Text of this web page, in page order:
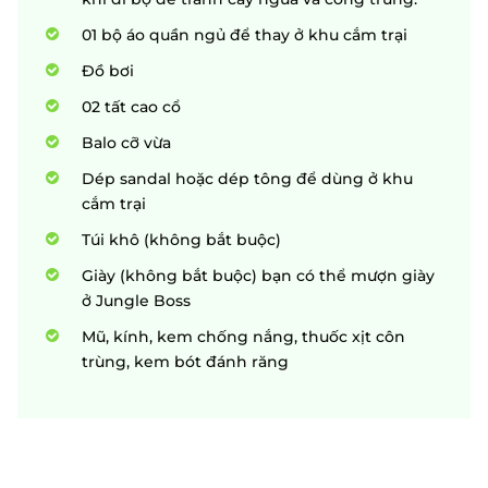
01 bộ áo quần ngủ để thay ở khu cắm trại
Đồ bơi
02 tất cao cổ
Balo cỡ vừa
Dép sandal hoặc dép tông để dùng ở khu
cắm trại
Túi khô (không bắt buộc)
Giày (không bắt buộc) bạn có thể mượn giày
ở Jungle Boss
Mũ, kính, kem chống nắng, thuốc xịt côn
trùng, kem bót đánh răng